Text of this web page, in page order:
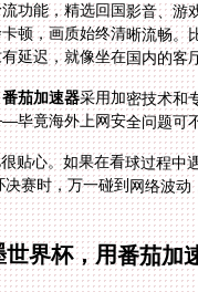
延迟，就像坐在国内的客
番茄加速器采用加密技术和
毕竟海外上网安全问题可
贴心。如果在看球过程中
界杯，用番茄加